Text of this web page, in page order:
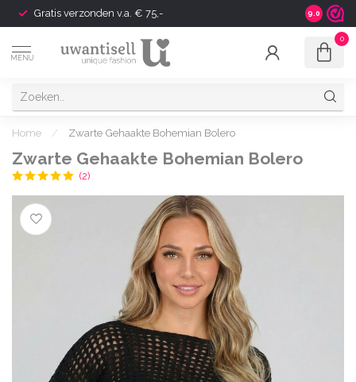
Gratis verzonden v.a. € 75,- Shipping
9.0
MENU
0
Home / Zwarte Gehaakte Bohemian Bolero
Zwarte Gehaakte Bohemian Bolero
(2)